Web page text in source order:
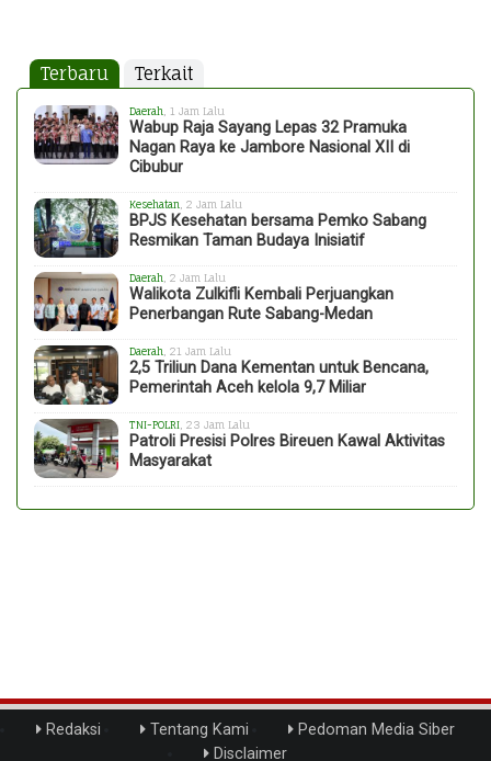
Terbaru Terkait
Daerah , 1 Jam Lalu
Wabup Raja Sayang Lepas 32 Pramuka
Nagan Raya ke Jambore Nasional XII di
Cibubur
Kesehatan , 2 Jam Lalu
BPJS Kesehatan bersama Pemko Sabang
Resmikan Taman Budaya Inisiatif
Daerah , 2 Jam Lalu
Walikota Zulkifli Kembali Perjuangkan
Penerbangan Rute Sabang-Medan
Daerah , 21 Jam Lalu
2,5 Triliun Dana Kementan untuk Bencana,
Pemerintah Aceh kelola 9,7 Miliar
TNI-POLRI , 23 Jam Lalu
Patroli Presisi Polres Bireuen Kawal Aktivitas
Masyarakat
Redaksi Tentang Kami
Pedoman Media Siber
Disclaimer